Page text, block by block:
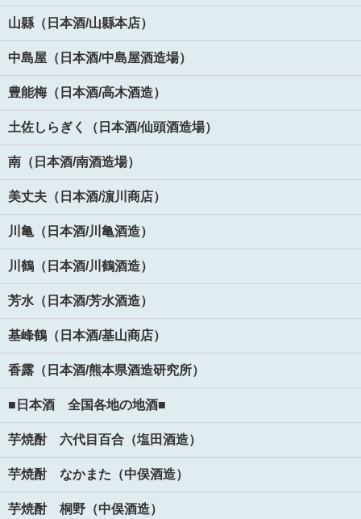
山縣（日本酒/山縣本店）
中島屋（日本酒/中島屋酒造場）
豊能梅（日本酒/高木酒造）
土佐しらぎく（日本酒/仙頭酒造場）
南（日本酒/南酒造場）
美丈夫（日本酒/濵川商店）
川亀（日本酒/川亀酒造）
川鶴（日本酒/川鶴酒造）
芳水（日本酒/芳水酒造）
基峰鶴（日本酒/基山商店）
香露（日本酒/熊本県酒造研究所）
■日本酒 全国各地の地酒■
芋焼酎 六代目百合（塩田酒造）
芋焼酎 なかまた（中俣酒造）
芋焼酎 桐野（中俣酒造）